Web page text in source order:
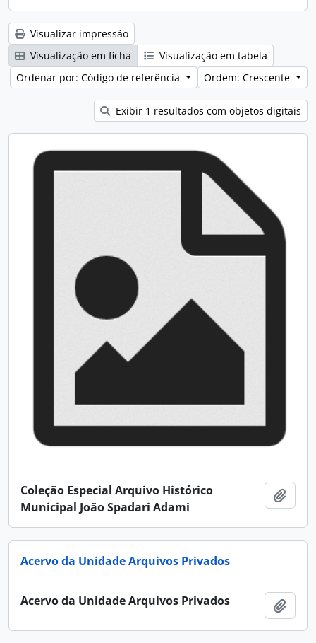
Visualizar impressão
Visualização em ficha
Visualização em tabela
Ordenar por: Código de referência
Ordem: Crescente
Exibir 1 resultados com objetos digitais
Coleção Especial Arquivo Histórico
Municipal João Spadari Adami
Acervo da Unidade Arquivos Privados
Acervo da Unidade Arquivos Privados